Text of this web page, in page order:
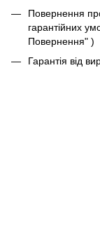
Повернення
гарантійних
Повернення" )
Гарантія від